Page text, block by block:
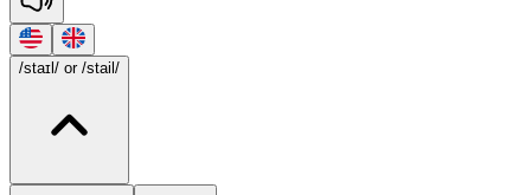
/staɪl/ or /stail/